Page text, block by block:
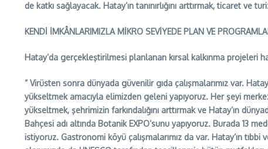
de katkı sağlayacak. Hatay’ın tanınırlığını arttırmak, ticaret ve
KENDİ İMKÂNLARIMIZLA MİKRO SEVİYEDE PLAN VE
Hatay’da gerçekleştirilmesi planlanan kırsal kalkınma projeleri
” Virüsten sonra dünyada güvenilir gıda çalışmalarımız var.
yükseltmek amacıyla elimizden geleni yapıyoruz. Her şeyi
yükseltmek, şehrimizin farkındalığını arttırmak ve Hatay’ın
Bahçesi adı altında Botanik EXPO’sunu yapıyoruz. Burada 13
istiyoruz. Gastronomi köyü çalışmalarımız da var. Hatay’ın